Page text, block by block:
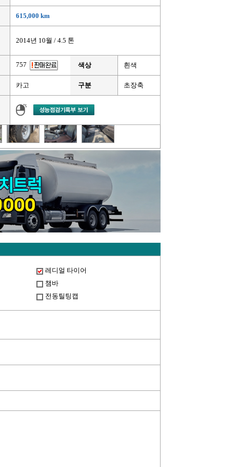
615,000 km
2014년 10월 / 4.5 톤
757 색상 흰색
카고 구분 초장축
레디얼 타이어
챔바
전동틸팅캡